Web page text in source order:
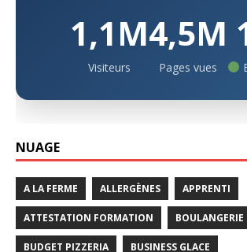
1,1M
Visiteurs
4,5M
Pages vues
NUAGE
A LA FERME ALLERGÈNES APPRENTI
ATTESTATION FORMATION BOULANGERIE
BUDGET PIZZERIA BUSINESS GLACE